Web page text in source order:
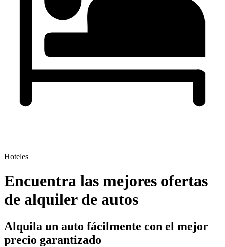
Hoteles
Encuentra las mejores ofertas
de alquiler de autos
Alquila un auto fácilmente con el mejor
precio garantizado